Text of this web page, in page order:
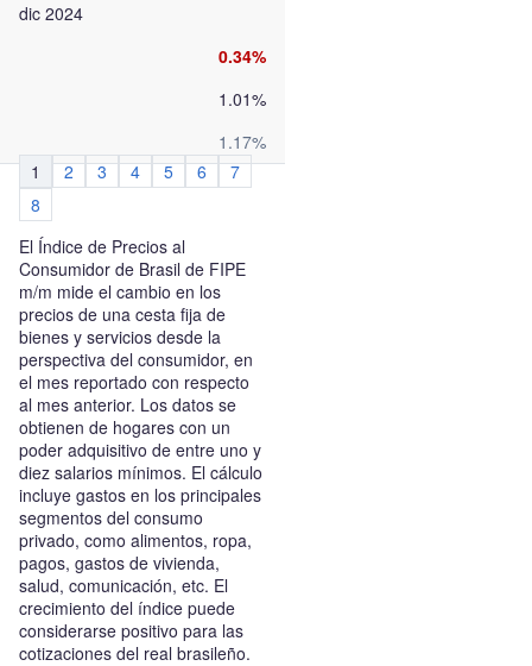
dic 2024
0.34%
1.01%
1.17%
1
2 3 4 5 6
7
8
El Índice de Precios al
Consumidor de Brasil de FIPE
m/m mide el cambio en los
precios de una cesta fija de
bienes y servicios desde la
perspectiva del consumidor, en
el mes reportado con respecto
al mes anterior. Los datos se
obtienen de hogares con un
poder adquisitivo de entre uno y
diez salarios mínimos. El cálculo
incluye gastos en los principales
segmentos del consumo
privado, como alimentos, ropa,
pagos, gastos de vivienda,
salud, comunicación, etc. El
crecimiento del índice puede
considerarse positivo para las
cotizaciones del real brasileño.